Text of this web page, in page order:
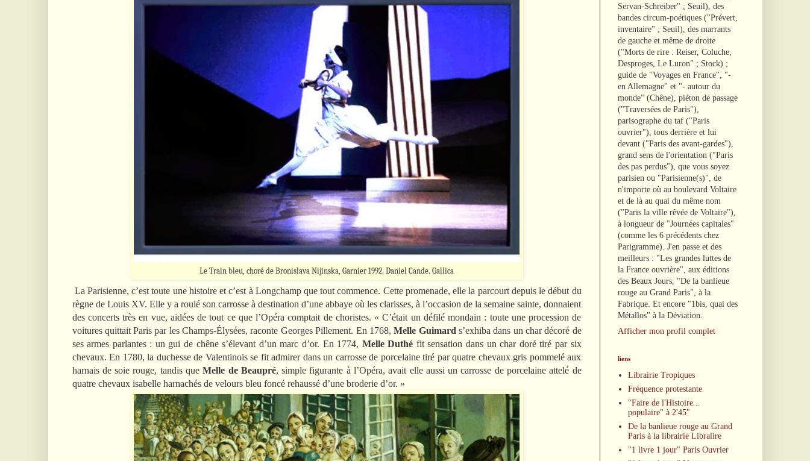
Le Train bleu, choré de Bronislava Nijinska, Garnier 1992. Daniel Cande. Gallica
La Parisienne, c’est toute une histoire et c’est à Longchamp que tout commence. Cette promenade, elle la parcourt depuis le début du
règne de Louis XV. Elle y a roulé son carrosse à destination d’une abbaye où les clarisses, à l’occasion de la semaine sainte, donnaient
des concerts très en vue, aidées de tout ce que l’Opéra comptait de choristes. « C’était un défilé mondain : toute une procession de
voitures quittait Paris par les Champs-Élysées, raconte Georges Pillement. En 1768,Melle Guimard s’exhiba dans un char décoré de
ses armes parlantes : un gui de chêne s’élevant d’un marc d’or. En 1774, Melle Duthé fit sensation dans un char doré tiré par six
chevaux. En 1780, la duchesse de Valentinois se fit admirer dans un carrosse de porcelaine tiré par quatre chevaux gris pommelé aux
harnais de soie rouge, tandis queMelle de Beaupré, simple figurante à l’Opéra, avait elle aussi un carrosse de porcelaine attelé de
quatre chevaux isabelle harnachés de velours bleu foncé rehaussé d’une broderie d’or. »
Servan-Schreiber" ; Seuil), des
bandes circum-poétiques ("Prévert,
inventaire" ; Seuil), des marrants
de gauche et même de droite
("Morts de rire : Reiser, Coluche,
Desproges, Le Luron" ; Stock) ;
guide de "Voyages en France", "-
en Allemagne" et "- autour du
monde" (Chêne), piéton de passage
("Traversées de Paris"),
parisographe du taf ("Paris
ouvrier"), tous derrière et lui
devant ("Paris des avant-gardes"),
grand sens de l'orientation ("Paris
des pas perdus"), que vous soyez
parisien ou "Parisienne(s)", de
n'importe où au boulevard Voltaire
et de là au quai du même nom
("Paris la ville rêvée de Voltaire"),
à longueur de "Journées capitales"
(comme les 6 précédents chez
Parigramme). J'en passe et des
meilleurs : "Les grandes luttes de
la France ouvrière", aux éditions
des Beaux Jours, "De la banlieue
rouge au Grand Paris", à la
Fabrique. Et encore "1bis, quai des
Métallos" à la Déviation.
Afficher mon profil complet
liens
Librairie Tropiques
Fréquence protestante
"Faire de l'Histoire...
populaire" à 2'45"
De la banlieue rouge au Grand
Paris à la librairie Libralire
"1 livre 1 jour" Paris Ouvrier